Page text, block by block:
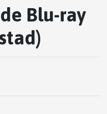
Blu-ray